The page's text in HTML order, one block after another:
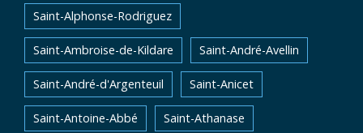
Saint-Alphonse-Rodriguez
Saint-Ambroise-de-Kildare Saint-André-Avellin
Saint-André-d'Argenteuil Saint-Anicet
Saint-Antoine-Abbé Saint-Athanase